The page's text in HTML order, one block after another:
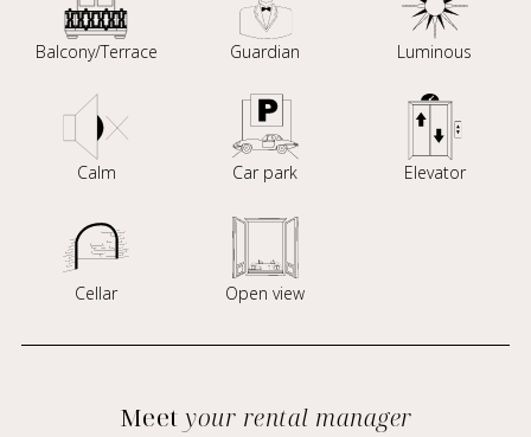
Balcony/Terrace Guardian Luminous
Calm Car park Elevator
Cellar Open view
Meet your rental manager